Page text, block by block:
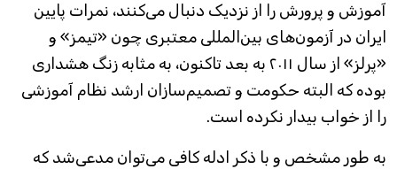
آموزش و پرورش را از نزدیک دنبال می‌کنند، نمرات پایین
ایران در آزمون‌های بین‌المللی معتبری چون «تیمز» و
«پرلز» از سال ۲۰۱۱ به‌ بعد تاکنون، به مثابه زنگ هشداری
بوده که البته حکومت و تصمیم‌سازان ارشد نظام آموزشی
را از خواب بیدار نکرد‌ه ‌است.
به طور مشخص و با ذکر ادله کافی می‌توان مدعی‌شد که